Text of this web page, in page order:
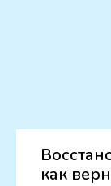
как